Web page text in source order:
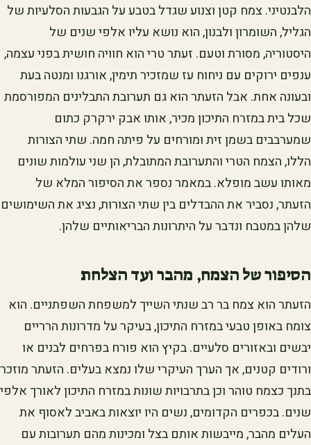
הלבנטיני. צמח קטן וצנוע שגדל בטבע על הגבעות הסלעיות של
הגליל, השומרון ולבנון, הוא נושא עליו אלפי שנים של
היסטוריה, מסורת וטעם. זעתר טרי הוא חוויה חושית בפני עצמה,
ענפים ירוקים עם ניחוח עז שמזכיר תימין, אורגנו ומנטה בעת
ובעונה אחת. אבל הזעתר הוא גם תערובת התבלינים המפורסמת
שכל בית במזרח התיכון מכיר, אותו אבק ירקרק כתום
שמערבבים בשמן זית ומורחים על פיתה חמה. שתי הצורות
הללו, הצמח הטרי והתערובת המתובלת, הן שני עולמות שונים
מאותו עשב מופלא. במאמר נספר את הסיפור המלא של
הזעתר, נסביר את ההבדלים בין שתי הצורות, נציג את השימושים
שלהן במטבח ונדבר על היתרונות הבריאותיים שלהן.
הסיפור של הצמח, מהבר ועד הצלחת
הזעתר הוא צמח בר רב שנתי השייך למשפחת השפתניים. הוא
צומח באופן טבעי במזרח התיכון, בעיקר על מדרונות הרריים
יבשים ובאזורים סלעיים. בקיץ הוא פורח בפרחים לבנים או
ורודים קטנים, אך הערך העיקרי שלו נמצא בעלים. הזעתר מוזכר
בתנך כצמח טוהר וכן בתרבויות שונות במזרח התיכון לאורך אלפי
שנים. בכפרים הקדומים, נשים היו יוצאות באביב לאסוף את
העלים מהבר, מייבשות אותם בצל ומכינות מהם תערובות עם